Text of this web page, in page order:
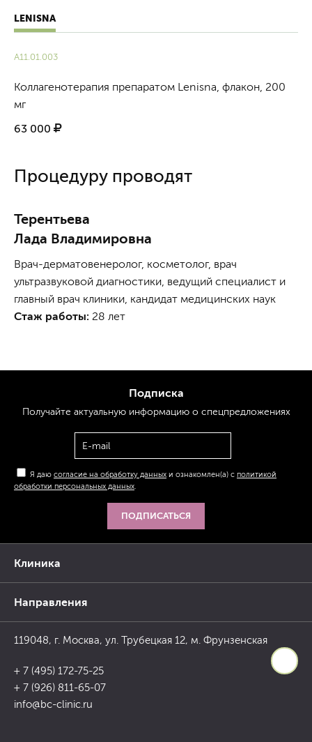
LENISNA
А11.01.003
Коллагенотерапия препаратом Lenisna, флакон, 200
мг
63 000
Процедуру проводят
Терентьева
Лада Владимировна
Врач-дерматовенеролог, косметолог, врач
ультразвуковой диагностики, ведущий специалист и
главный врач клиники, кандидат медицинских наук
Стаж работы: 28 лет
Клиника
Направления
119048, г. Москва, ул. Трубецкая 12, м. Фрунзенская
+ 7 (495) 172-75-25
+ 7 (926) 811-65-07
info@bc-clinic.ru
Подписка
Получайте актуальнуюинформациюо спецпредложениях
Я даю согласие на обработку данных и ознакомлен(а) с политикой
обработки персональных данных
ПОДПИСАТЬСЯ